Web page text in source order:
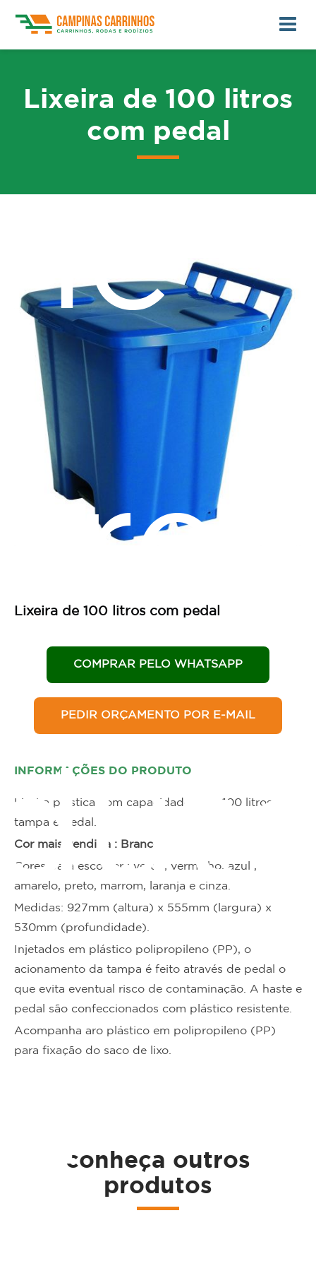
Lixeira de 100 litros
com pedal
Lixeira de 100 litros com pedal
COMPRAR PELO WHATSAPP
PEDIR ORÇAMENTO POR E-MAIL
INFORMAÇÕES DO PRODUTO
Lixeira plástica com capacidade para 100 litros com
tampa e pedal.
Cor mais vendida : Branco
Cores para escolher : verde, vermelho, azul ,
amarelo, preto, marrom, laranja e cinza.
Medidas: 927mm (altura) x 555mm (largura) x
530mm (profundidade).
Injetados em plástico polipropileno (PP), o
acionamento da tampa é feito através de pedal o
que evita eventual risco de contaminação. A haste e
pedal são confeccionados com plástico resistente.
Acompanha aro plástico em polipropileno (PP)
para fixação do saco de lixo.
conheça outros
produtos